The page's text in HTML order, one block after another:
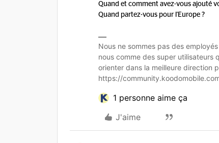
Quand et comment avez-vous ajouté
Quand partez-vous pour l'Europe ?
Nous ne sommes pas des
nous comme des super utilisateurs
orienter dans la meilleure direction
https://
1 personne aime ça
J'aime